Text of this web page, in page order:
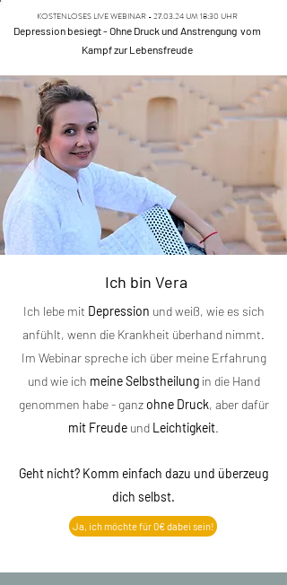
KOSTENLOSES LIVE WEBINAR - 27.03.24 UM 18:30 UHR
Depression besiegt - Ohne Druck und Anstrengung vom
Kampf zur Lebensfreude
Ich lebe mit Depression und weiß, wie es sich
anfühlt, wenn die Krankheit überhand nimmt.
Im Webinar spreche ich über meine Erfahrung
und wie ich meine Selbstheilung in die Hand
genommen habe - ganz ohne Druck, aber dafür
mit Freude und Leichtigkeit.
Geht nicht? Komm einfach dazu und überzeug
dich selbst.
Ich bin Vera
Ja, ich möchte für 0€ dabei sein!